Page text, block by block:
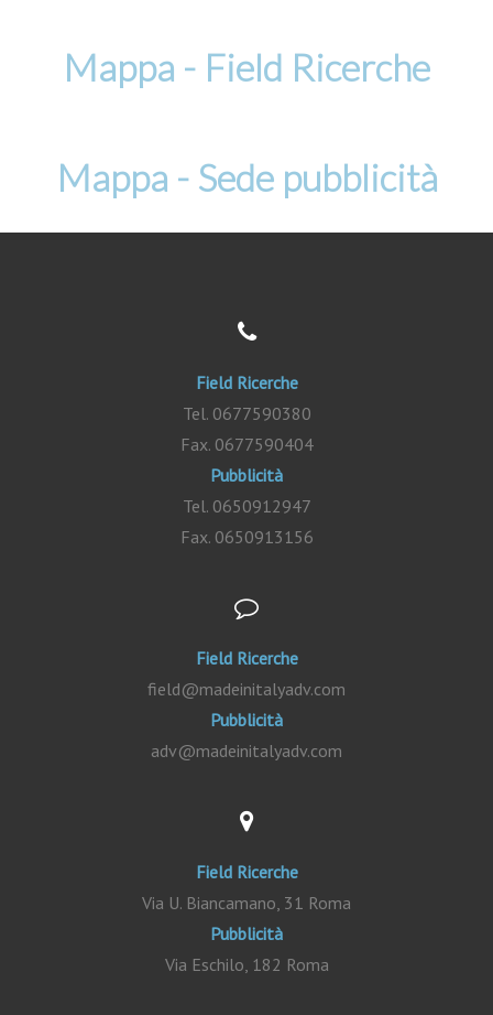
Mappa - Field Ricerche
Mappa - Sede pubblicità
Field Ricerche
Tel. 0677590380
Fax. 0677590404
Pubblicità
Tel. 0650912947
Fax. 0650913156
Field Ricerche
field@madeinitalyadv.com
Pubblicità
adv@madeinitalyadv.com
Field Ricerche
Via U. Biancamano, 31 Roma
Pubblicità
Via Eschilo, 182 Roma